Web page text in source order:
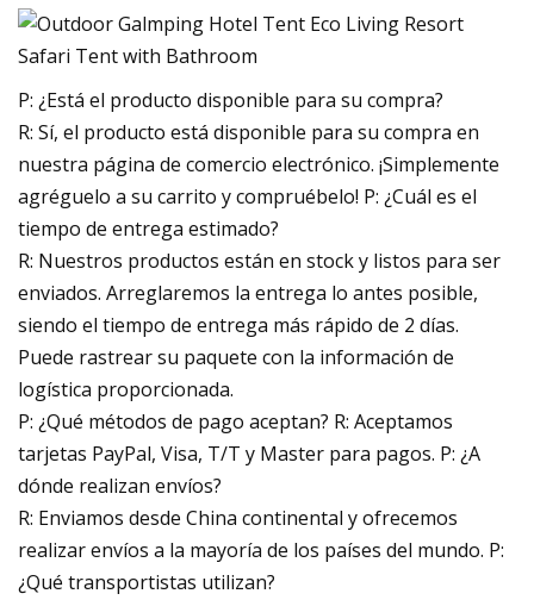
P: ¿Está el producto disponible para su compra?
R: Sí, el producto está disponible para su compra en
nuestra página de comercio electrónico. ¡Simplemente
agréguelo a su carrito y compruébelo! P: ¿Cuál es el
tiempo de entrega estimado?
R: Nuestros productos están en stock y listos para ser
enviados. Arreglaremos la entrega lo antes posible,
siendo el tiempo de entrega más rápido de 2 días.
Puede rastrear su paquete con la información de
logística proporcionada.
P: ¿Qué métodos de pago aceptan? R: Aceptamos
tarjetas PayPal, Visa, T/T y Master para pagos. P: ¿A
dónde realizan envíos?
R: Enviamos desde China continental y ofrecemos
realizar envíos a la mayoría de los países del mundo. P:
¿Qué transportistas utilizan?